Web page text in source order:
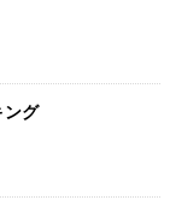
グ